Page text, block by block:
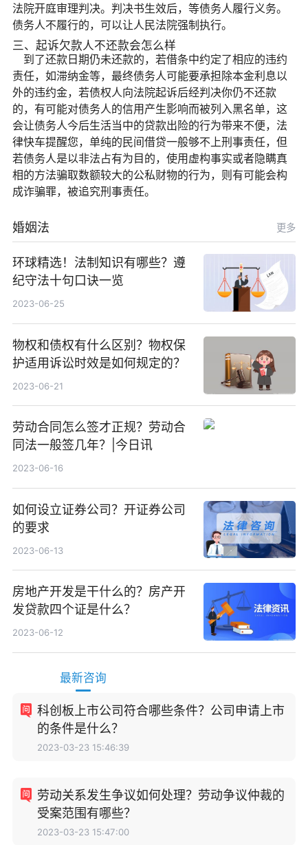
法院开庭审理判决。判决书生效后，等债务人履行义务。
债务人不履行的，可以让人民法院强制执行。
三、起诉欠款人不还款会怎么样
到了还款日期仍未还款的，若借条中约定了相应的违约
责任，如滞纳金等，最终债务人可能要承担除本金利息以
外的违约金，若债权人向法院起诉后经判决你仍不还款
的，有可能对债务人的信用产生影响而被列入黑名单，这
会让债务人今后生活当中的贷款出险的行为带来不便，法
律快车提醒您，单纯的民间借贷一般够不上刑事责任，但
若债务人是以非法占有为目的，使用虚构事实或者隐瞒真
相的方法骗取数额较大的公私财物的行为，则有可能会构
成诈骗罪，被追究刑事责任。
婚姻法 更多
环球精选！法制知识有哪些？遵
纪守法十句口诀一览
2023-06-25
物权和债权有什么区别？物权保
护适用诉讼时效是如何规定的？
2023-06-21
劳动合同怎么签才正规？劳动合
同法一般签几年？|今日讯
2023-06-16
如何设立证券公司？开证券公司
的要求
2023-06-13
房地产开发是干什么的？房产开
发贷款四个证是什么？
2023-06-12
最新咨询
科创板上市公司符合哪些条件？公司申请上市
的条件是什么？
2023-03-23 15:46:39
劳动关系发生争议如何处理？劳动争议仲裁的
受案范围有哪些？
2023-03-23 15:47:00